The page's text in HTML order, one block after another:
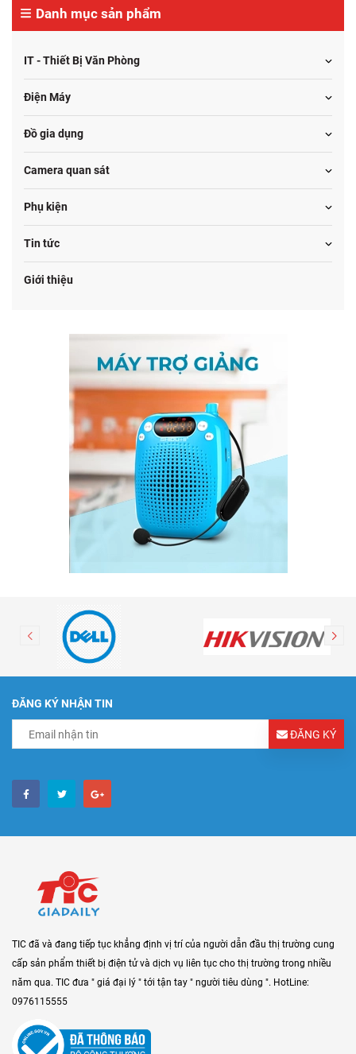
Danh mục sản phẩm
IT - Thiết Bị Văn Phòng
Điện Máy
Đồ gia dụng
Camera quan sát
Phụ kiện
Tin tức
Giới thiệu
ĐĂNG KÝ NHẬN TIN
ĐĂNG KÝ
TIC đã và đang tiếp tục khẳng định vị trí của người dẫn đầu thị trường cung
cấp sản phẩm thiết bị điện tử và dịch vụ liên tục cho thị trường trong nhiều
năm qua. TIC đưa " giá đại lý " tới tận tay " người tiêu dùng ". HotLine:
0976115555